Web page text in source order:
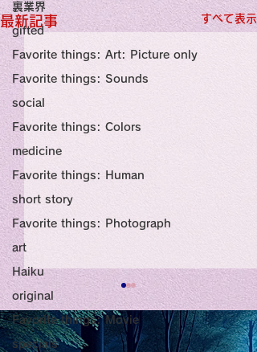
裏業界
gifted
Favorite things: Art: Picture only
Favorite things: Sounds
social
Favorite things: Colors
medicine
Favorite things: Human
short story
Favorite things: Photograph
art
Haiku
original
Favorite things: Movie
specials
最新記事 すべて表示
Title: Death Affirmation
as a Generator of